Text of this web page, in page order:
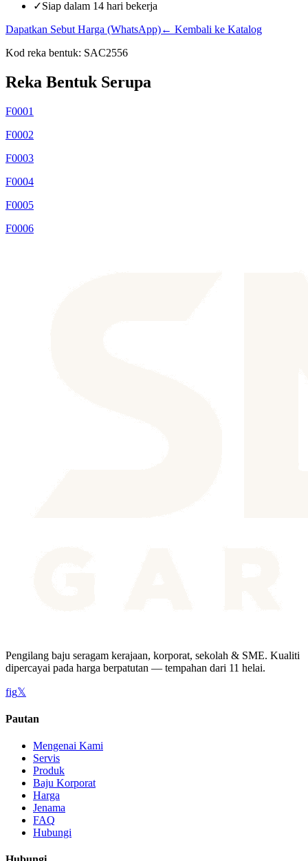
✓Siap dalam 14 hari bekerja
Dapatkan Sebut Harga (WhatsApp)← Kembali ke Katalog
Kod reka bentuk: SAC2556
Reka Bentuk Serupa
F0001
F0002
F0003
F0004
F0005
F0006
Pengilang baju seragam kerajaan, korporat, sekolah & SME. Kualiti
dipercayai pada harga berpatutan — tempahan dari 11 helai.
fig𝕏
Pautan
Mengenai Kami
Servis
Produk
Baju Korporat
Harga
Jenama
FAQ
Hubungi